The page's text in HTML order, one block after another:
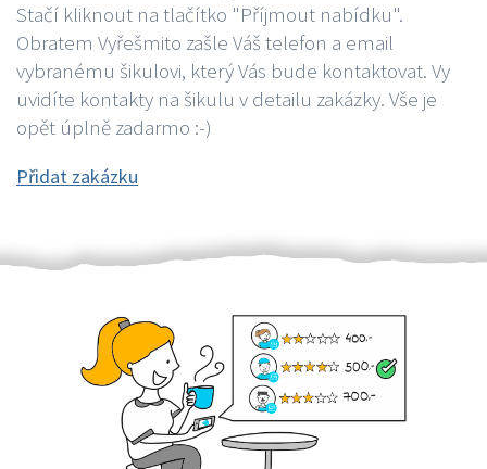
Stačí kliknout na tlačítko "Příjmout nabídku".
Obratem Vyřešmito zašle Váš telefon a email
vybranému šikulovi, který Vás bude kontaktovat. Vy
uvidíte kontakty na šikulu v detailu zakázky. Vše je
opět úplně zadarmo :-)
Přidat zakázku